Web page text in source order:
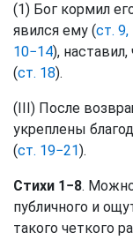
(1) Бог кормил
явился ему (ст. 9,
10−14),
(ст. 18).
(III) После
укреплены
(ст. 19−21).
Стихи 1−8.
публичного и
такого четкого